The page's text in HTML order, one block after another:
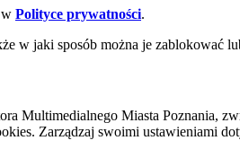
w Polityce prywatności.
w jaki sposób można je zablokować
Multimedialnego Miasta Poznania,
Zarządzaj swoimi ustawieniami